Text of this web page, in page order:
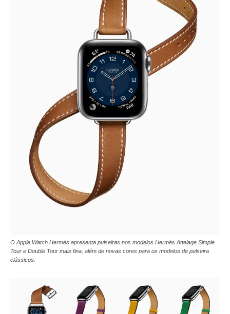
O Apple Watch Hermès apresenta pulseiras nos modelos Hermès Attelage Simple
Tour e Double Tour mais fina, além de novas cores para os modelos de pulseira
clássicos.